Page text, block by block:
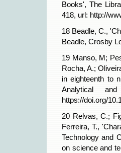
Books', The
418, url: http://
18 Beadle, C.,
Beadle, Crosby
19 Manso, M;
Rocha, A.;
in eighteenth to
Analytical
https://doi.org/
20 Relvas, C.;
Ferreira, T.,
Technology and
on science and